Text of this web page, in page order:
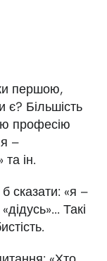
першою,
є? Більшість
професію
–
ін.
сказати: «я –
Такі